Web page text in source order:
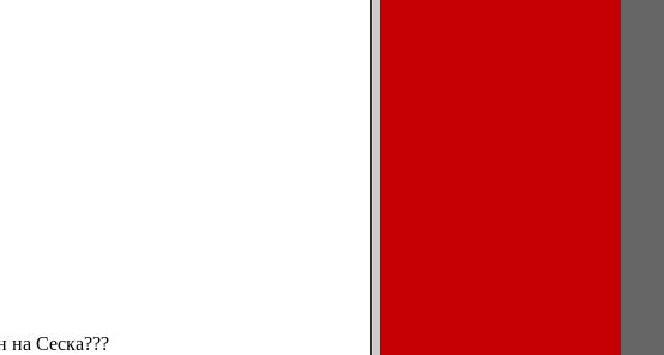
Сеска???